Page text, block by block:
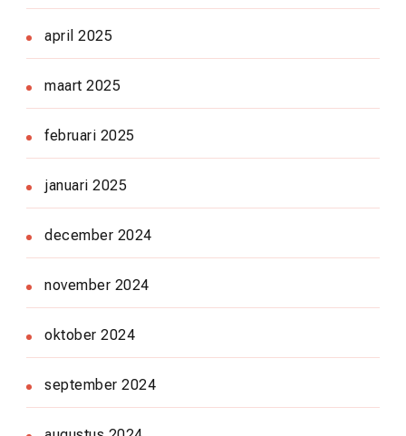
april 2025
maart 2025
februari 2025
januari 2025
december 2024
november 2024
oktober 2024
september 2024